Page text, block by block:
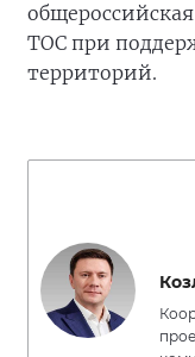
ТОС при
территорий.